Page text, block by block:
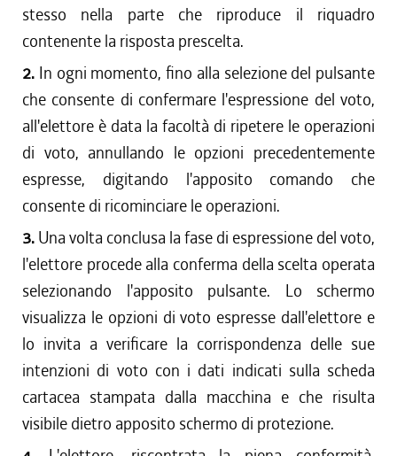
stesso nella parte che riproduce il riquadro
contenente la risposta prescelta.
2. In ogni momento, fino alla selezione del pulsante
che consente di confermare l'espressione del voto,
all'elettore è data la facoltà di ripetere le operazioni
di voto, annullando le opzioni precedentemente
espresse, digitando l'apposito comando che
consente di ricominciare le operazioni.
3. Una volta conclusa la fase di espressione del voto,
l'elettore procede alla conferma della scelta operata
selezionando l'apposito pulsante. Lo schermo
visualizza le opzioni di voto espresse dall'elettore e
lo invita a verificare la corrispondenza delle sue
intenzioni di voto con i dati indicati sulla scheda
cartacea stampata dalla macchina e che risulta
visibile dietro apposito schermo di protezione.